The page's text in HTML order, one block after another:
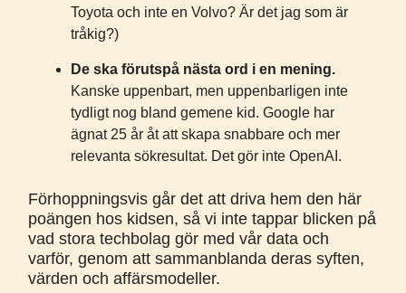
Toyota och inte en Volvo? Är det jag som är
tråkig?)
De ska förutspå nästa ord i en mening.
Kanske uppenbart, men uppenbarligen inte
tydligt nog bland gemene kid. Google har
ägnat 25 år åt att skapa snabbare och mer
relevanta sökresultat. Det gör inte OpenAI.
Förhoppningsvis går det att driva hem den här
poängen hos kidsen, så vi inte tappar blicken på
vad stora techbolag gör med vår data och
varför, genom att sammanblanda deras syften,
värden och affärsmodeller.